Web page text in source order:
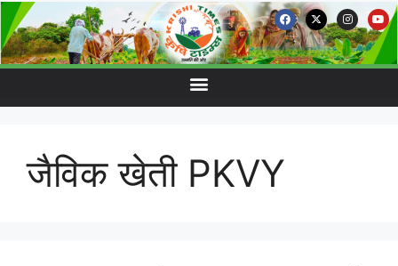
जैविक खेती PKVY